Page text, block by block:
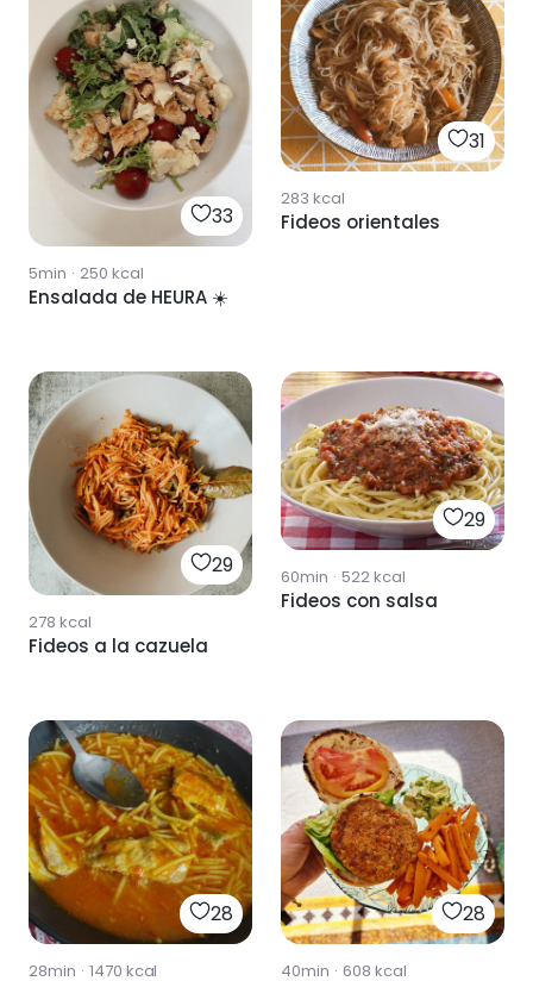
33
5min · 250 kcal
Ensalada de HEURA ☀️
31
283 kcal
Fideos orientales
29
278 kcal
Fideos a la cazuela
29
60min · 522kcal
Fideos con salsa
28
28min · 1470 kcal
28
40min · 608 kcal